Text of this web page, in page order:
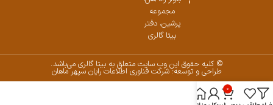
مجموعه
پرشین،‌ دفتر
بیتا گالری
© کلیه حقوق این وب سایت متعلق به بیتا گالری می‌باشد.
طراحی و توسعه: شرکت فناوری اطلاعات رایان سپهر ماهان
0